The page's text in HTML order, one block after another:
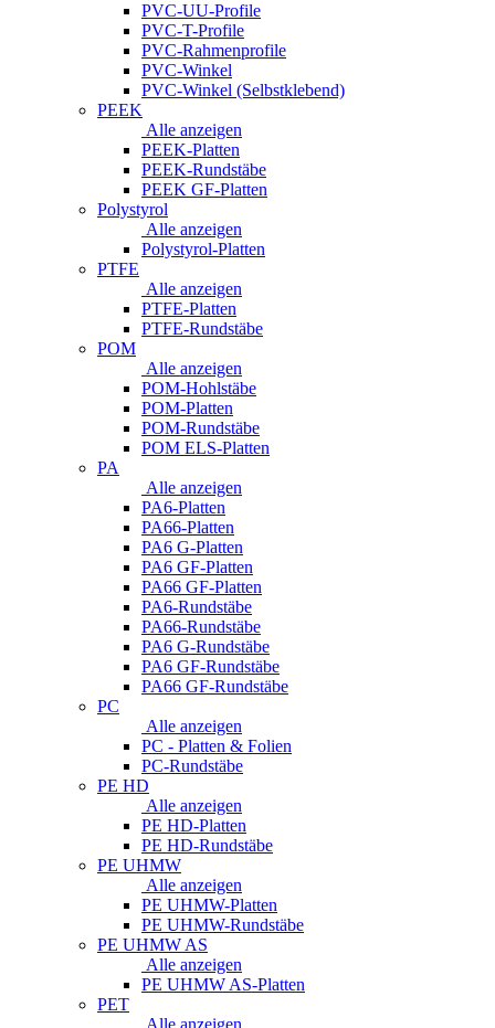
PVC-UU-Profile
PVC-T-Profile
PVC-Rahmenprofile
PVC-Winkel
PVC-Winkel (Selbstklebend)
PEEK
Alle anzeigen
PEEK-Platten
PEEK-Rundstäbe
PEEK GF-Platten
Polystyrol
Alle anzeigen
Polystyrol-Platten
PTFE
Alle anzeigen
PTFE-Platten
PTFE-Rundstäbe
POM
Alle anzeigen
POM-Hohlstäbe
POM-Platten
POM-Rundstäbe
POM ELS-Platten
PA
Alle anzeigen
PA6-Platten
PA66-Platten
PA6 G-Platten
PA6 GF-Platten
PA66 GF-Platten
PA6-Rundstäbe
PA66-Rundstäbe
PA6 G-Rundstäbe
PA6 GF-Rundstäbe
PA66 GF-Rundstäbe
PC
Alle anzeigen
PC - Platten & Folien
PC-Rundstäbe
PE HD
Alle anzeigen
PE HD-Platten
PE HD-Rundstäbe
PE UHMW
Alle anzeigen
PE UHMW-Platten
PE UHMW-Rundstäbe
PE UHMW AS
Alle anzeigen
PE UHMW AS-Platten
PET
Alle anzeigen